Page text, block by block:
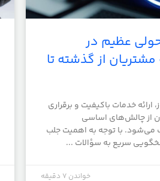
عظیم در
از گذشته تا
ارائه خدمات باکیفیت و برقراری
از چالش‌های اساسی
با توجه به اهمیت جلب
سریع به سؤالات ...
خواندن 7 دقیقه